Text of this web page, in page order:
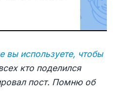
вы используете, чтобы
кто поделился
пост. Помню об